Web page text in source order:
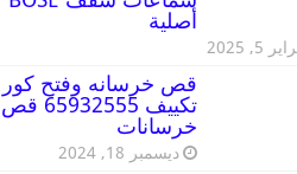
أصلية
5, 2025
قص خرسانه وفتح كور
تكييف 65932555 قص
خرسانات
ديسمبر 18, 2024